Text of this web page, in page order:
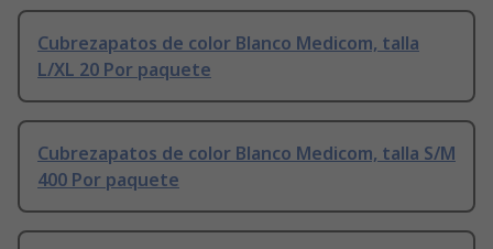
Cubrezapatos de color Blanco Medicom, talla
L/XL 20 Por paquete
Cubrezapatos de color Blanco Medicom, talla S/M
400 Por paquete